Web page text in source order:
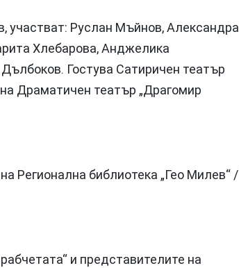
участват: Руслан Мъйнов, Александра
Хлебарова, Анджелика
Гостува Сатиричен театър
Драматичен театър „Драгомир
Регионална библиотека „Гео Милев“ /
и представителите на